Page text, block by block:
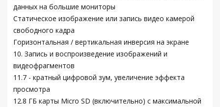
данных на большие мониторы
Статическое изображение или запись видео камерой
свободного кадра
Горизонтальная / вертикальная инверсия на экране
10. Запись и воспроизведение изображений и
видеофрагментов
11.7 - кратный цифровой зум, увеличение эффекта
просмотра
12.8 ГБ карты Micro SD (включительно) с максимальной